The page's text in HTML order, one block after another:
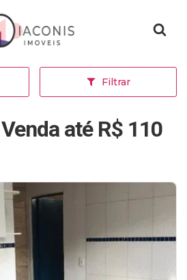
inicial
Filtrar
até R$ 110